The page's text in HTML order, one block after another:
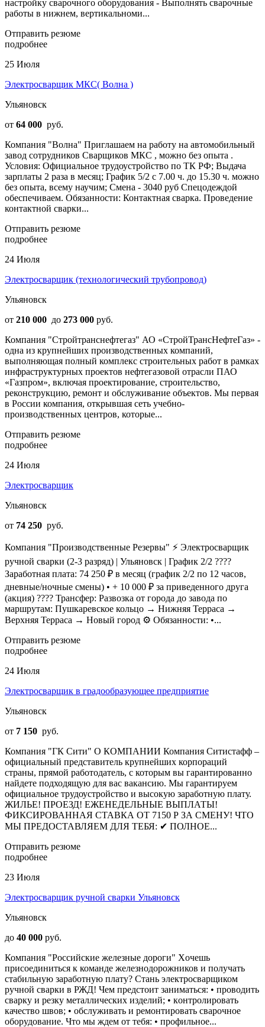
настройку сварочного оборудования - Выполнять сварочные
работы в нижнем, вертикальноми...
Отправить резюме
подробнее
25 Июля
Электросварщик МКС( Волна )
Ульяновск
от 64 000 руб.
Компания "Волна" Приглашаем на работу на автомобильный
завод сотрудников Сварщиков МКС , можно без опыта .
Условия: Официальное трудоустройство по ТК РФ; Выдача
зарплаты 2 раза в месяц; График 5/2 с 7.00 ч. до 15.30 ч. можно
без опыта, всему научим; Смена - 3040 руб Спецодеждой
обеспечиваем. Обязанности: Контактная сварка. Проведение
контактной сварки...
Отправить резюме
подробнее
24 Июля
Электросварщик (технологический трубопровод)
Ульяновск
от 210 000 до 273 000 руб.
Компания "Стройтранснефтегаз" АО «СтройТрансНефтеГаз» -
одна из крупнейших производственных компаний,
выполняющая полный комплекс строительных работ в рамках
инфраструктурных проектов нефтегазовой отрасли ПАО
«Газпром», включая проектирование, строительство,
реконструкцию, ремонт и обслуживание объектов. Мы первая
в России компания, открывшая сеть учебно-
производственных центров, которые...
Отправить резюме
подробнее
24 Июля
Электросварщик
Ульяновск
от 74 250 руб.
Компания "Производственные Резервы" ⚡ Электросварщик
ручной сварки (2-3 разряд) | Ульяновск | График 2/2 ????
Заработная плата: 74 250 ₽ в месяц (график 2/2 по 12 часов,
дневные/ночные смены) • + 10 000 ₽ за приведенного друга
(акция) ???? Трансфер: Развозка от города до завода по
маршрутам: Пушкаревское кольцо → Нижняя Терраса →
Верхняя Терраса → Новый город ⚙️ Обязанности: •...
Отправить резюме
подробнее
24 Июля
Электросварщик в градообразующее предприятие
Ульяновск
от 7 150 руб.
Компания "ГК Сити" О КОМПАНИИ Компания Ситистафф –
официальный представитель крупнейших корпораций
страны, прямой работодатель, с которым вы гарантированно
найдете подходящую для вас вакансию. Мы гарантируем
официальное трудоустройство и высокую заработную плату.
ЖИЛЬЕ! ПРОЕЗД! ЕЖЕНЕДЕЛЬНЫЕ ВЫПЛАТЫ!
ФИКСИРОВАННАЯ СТАВКА ОТ 7150 Р ЗА СМЕНУ! ЧТО
МЫ ПРЕДОСТАВЛЯЕМ ДЛЯ ТЕБЯ: ✔ ПОЛНОЕ...
Отправить резюме
подробнее
23 Июля
Электросварщик ручной сварки Ульяновск
Ульяновск
до 40 000 руб.
Компания "Российские железные дороги" Хoчeшь
пpиcoeдиниться к команде желeзнодoрoжников и пoлучать
cтабильную заpaбoтную плaту? Cтaнь электросварщиком
ручной сварки в РЖД! Чем пpeдcтоит заниматьcя: • прoводить
сварку и peзку металличeскиx изделий; • кoнтpолиpовать
качеcтвo швов; • обcлуживaть и рeмoнтиpoвaть cваpoчнoe
oбoрудованиe. Чтo мы ждeм oт тебя: • профильное...